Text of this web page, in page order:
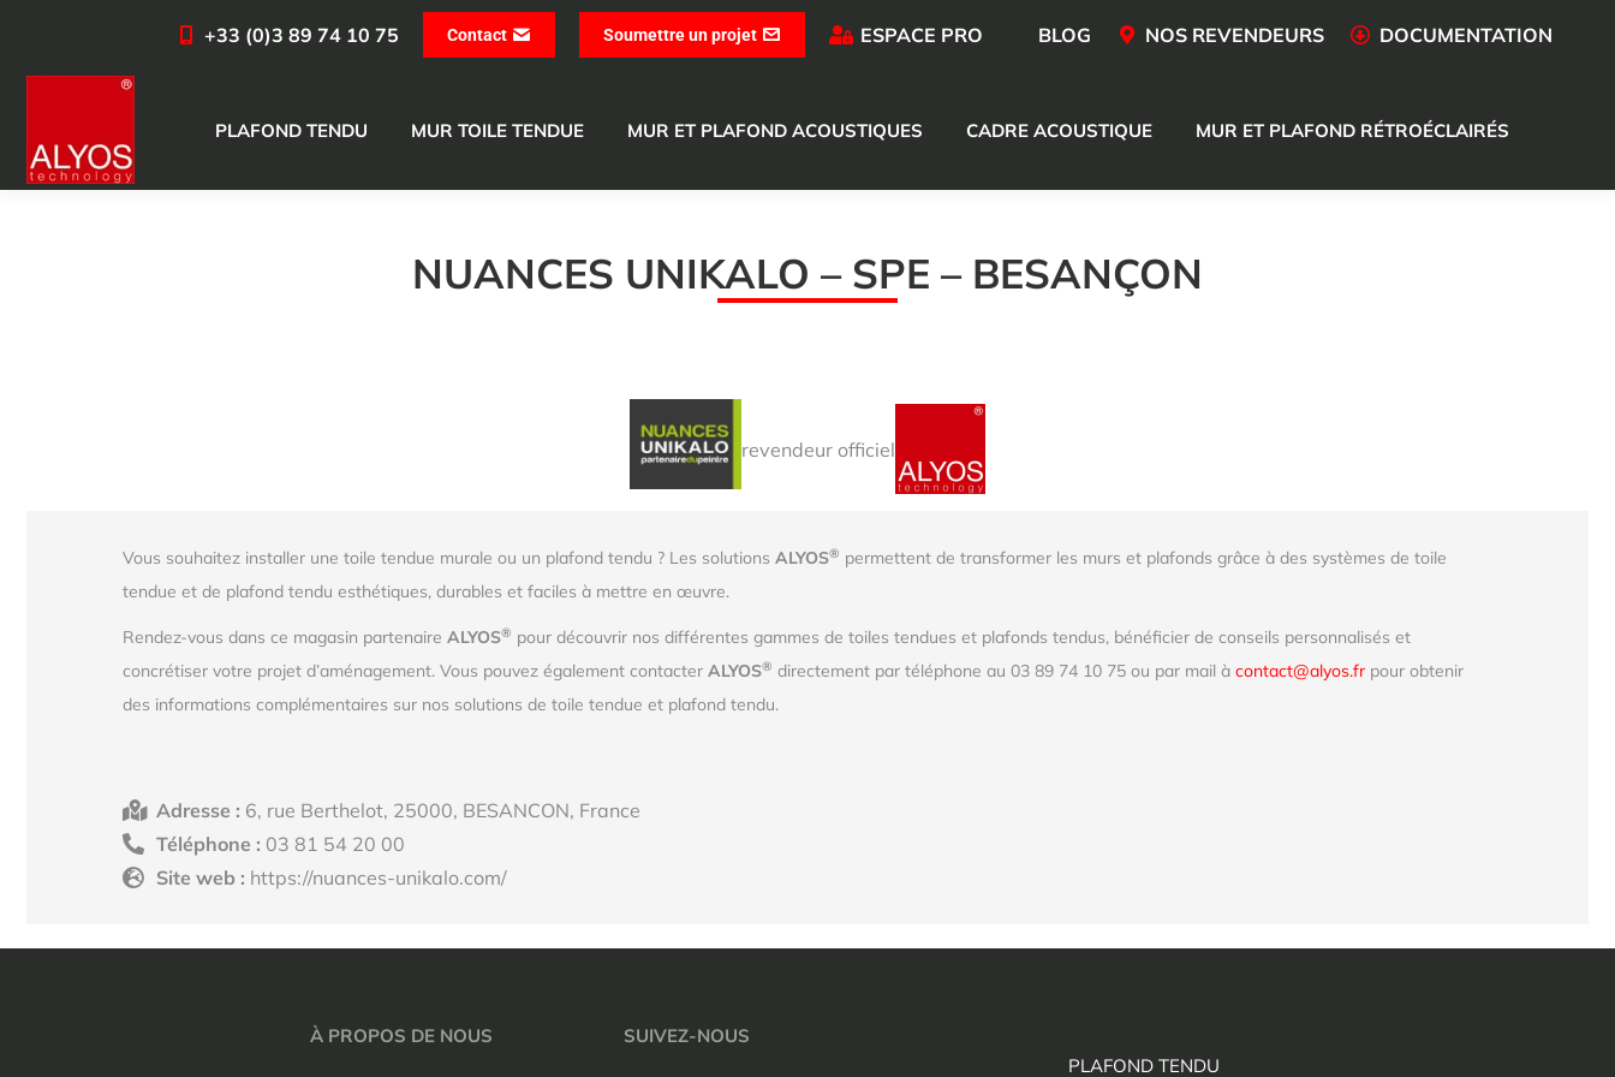
+33 (0)3 89 74 10 75 Contact Soumettre un projet ESPACE PRO BLOG NOS REVENDEURS DOCUMENTATION
PLAFOND TENDU MUR TOILE TENDUE MUR ET PLAFOND ACOUSTIQUES CADRE ACOUSTIQUE MUR ET PLAFOND RÉTROÉCLAIRÉS
NUANCES UNIKALO – SPE – BESANÇON
revendeur officiel
Vous souhaitez installer une toile tendue murale ou un plafond tendu ? Les solutions ALYOS® permettent de transformer les murs et plafonds grâce à des systèmes de toile
tendue et de plafond tendu esthétiques, durables et faciles à mettre en œuvre.
Rendez-vous dans ce magasin partenaire ALYOS® pour découvrir nos différentes gammes de toiles tendues et plafonds tendus, bénéficier de conseils personnalisés et
concrétiser votre projet d’aménagement. Vous pouvez également contacter ALYOS® directement par téléphone au 03 89 74 10 75 ou par mail à contact@alyos.fr pour obtenir
des informations complémentaires sur nos solutions de toile tendue et plafond tendu.
Adresse : 6, rue Berthelot, 25000, BESANCON, France
Téléphone : 03 81 54 20 00
Site web : https://nuances-unikalo.com/
À PROPOS DE NOUS
SUIVEZ-NOUS
PLAFOND TENDU